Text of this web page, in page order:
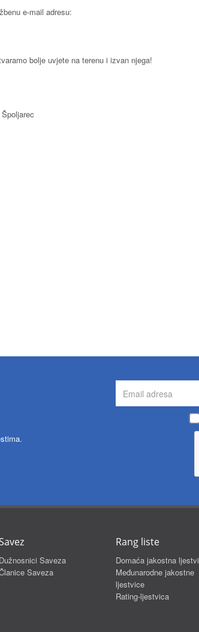
e-mail adresu:
bolje uvjete na terenu i izvan njega!
Dužnosnici Saveza
Saveza
Rang liste
Domaća jakostna
Međunarodne jakostne
ljestvice
Rating-ljestvica